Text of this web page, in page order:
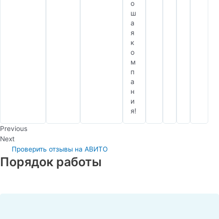
о
ш
а
я
к
о
м
п
а
н
и
я!
Previous
Next
Проверить отзывы на АВИТО
Порядок работы